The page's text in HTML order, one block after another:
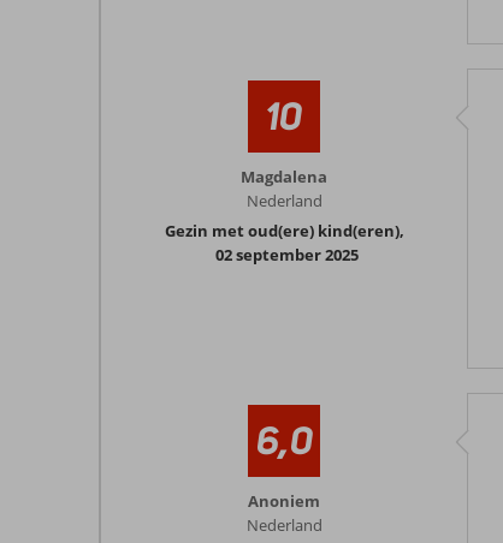
10
Magdalena
Nederland
Gezin met oud(ere) kind(eren),
02 september 2025
6,0
Anoniem
Nederland